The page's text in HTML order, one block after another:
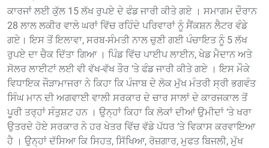
ਕਾਰਜਾਂ ਲਈ ਕੁੱਲ 15 ਲੱਖ ਰੁਪਏ ਦੇ ਫੰਡ ਜਾਰੀ ਕੀਤੇ ਗਏ । ਸਮਾਗਮ ਦੌਰਾਨ
28 ਲਾਲ ਲਕੀਰ ਵਾਲੇ ਘਰਾਂ ਵਿੱਚ ਰਹਿੰਦੇ ਪਰਿਵਾਰਾਂ ਨੂੰ ਸੈਂਕਸ਼ਨ ਲੈਟਰ ਵੰਡੇ
ਗਏ। ਇਸ ਤੋਂ ਇਲਾਵਾ, ਸਰਬ-ਸੰਮਤੀ ਨਾਲ ਚੁਣੀ ਗਈ ਪੰਚਾਇਤ ਨੂੰ 5 ਲੱਖ
ਰੁਪਏ ਦਾ ਚੈਕ ਦਿੱਤਾ ਗਿਆ । ਪਿੰਡ ਵਿੱਚ ਪਾਈਪ ਲਾਈਨ, ਖੇਡ ਮੈਦਾਨ ਅਤੇ
ਸੋਲਰ ਲਾਈਟਾਂ ਲਈ ਵੀ ਵੱਖ-ਵੱਖ ਤੌਰ ‘ਤੇ ਫੰਡ ਜਾਰੀ ਕੀਤੇ ਗਏ । ਇਸ ਮੌਕੇ
ਵਿਧਾਇਕ ਜੌੜਾਮਾਜਰਾ ਨੇ ਕਿਹਾ ਕਿ ਪੰਜਾਬ ਦੇ ਲੋਕ ਮੁੱਖ ਮੰਤਰੀ ਸ੍ਰੀ ਭਗਵੰਤ
ਸਿੰਘ ਮਾਨ ਦੀ ਅਗਵਾਈ ਵਾਲੀ ਸਰਕਾਰ ਦੇ ਚਾਰ ਸਾਲਾਂ ਦੇ ਕਾਰਜਕਾਲ ਤੋਂ
ਪੂਰੀ ਤਰ੍ਹਾਂ ਸੰਤੁਸ਼ਟ ਹਨ । ਉਨ੍ਹਾਂ ਕਿਹਾ ਕਿ ਲੋਕਾਂ ਦੀਆਂ ਉਮੀਦਾਂ ‘ਤੇ ਖਰਾ
ਉਤਰਦੇ ਹੋਏ ਸਰਕਾਰ ਨੇ ਹਰ ਖੇਤਰ ਵਿੱਚ ਵੱਡੇ ਪੱਧਰ ‘ਤੇ ਵਿਕਾਸ ਕਰਵਾਇਆ
ਹੈ । ਉਨ੍ਹਾਂ ਦੱਸਿਆ ਕਿ ਸਿਹਤ, ਸਿੱਖਿਆ, ਰੋਜ਼ਗਾਰ, ਮੁਫਤ ਬਿਜਲੀ, ਮੁੱਖ